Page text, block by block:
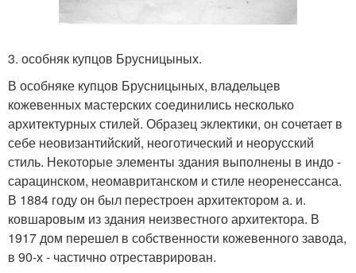
3. особняк купцов Брусницыных.
В особняке купцов Брусницыных, владельцев
кожевенных мастерских соединились несколько
архитектурных стилей. Образец эклектики, он сочетает в
себе неовизантийский, неоготический и неорусский
стиль. Некоторые элементы здания выполнены в индо -
сарацинском, неомавританском и стиле неоренессанса.
В 1884 году он был перестроен архитектором а. и.
ковшаровым из здания неизвестного архитектора. В
1917 дом перешел в собственности кожевенного завода,
в 90-х - частично отреставрирован.